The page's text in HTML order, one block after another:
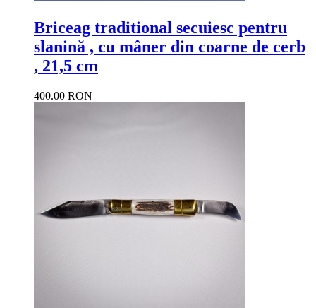
Briceag traditional secuiesc pentru
slanină , cu mâner din coarne de cerb
, 21,5 cm
400.00 RON